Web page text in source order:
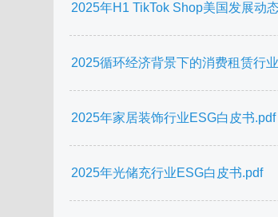
2025年H1 TikTok Shop美国发展动
2025循环经济背景下的消费租赁行
2025年家居装饰行业ESG白皮书.pdf
2025年光储充行业ESG白皮书.pdf